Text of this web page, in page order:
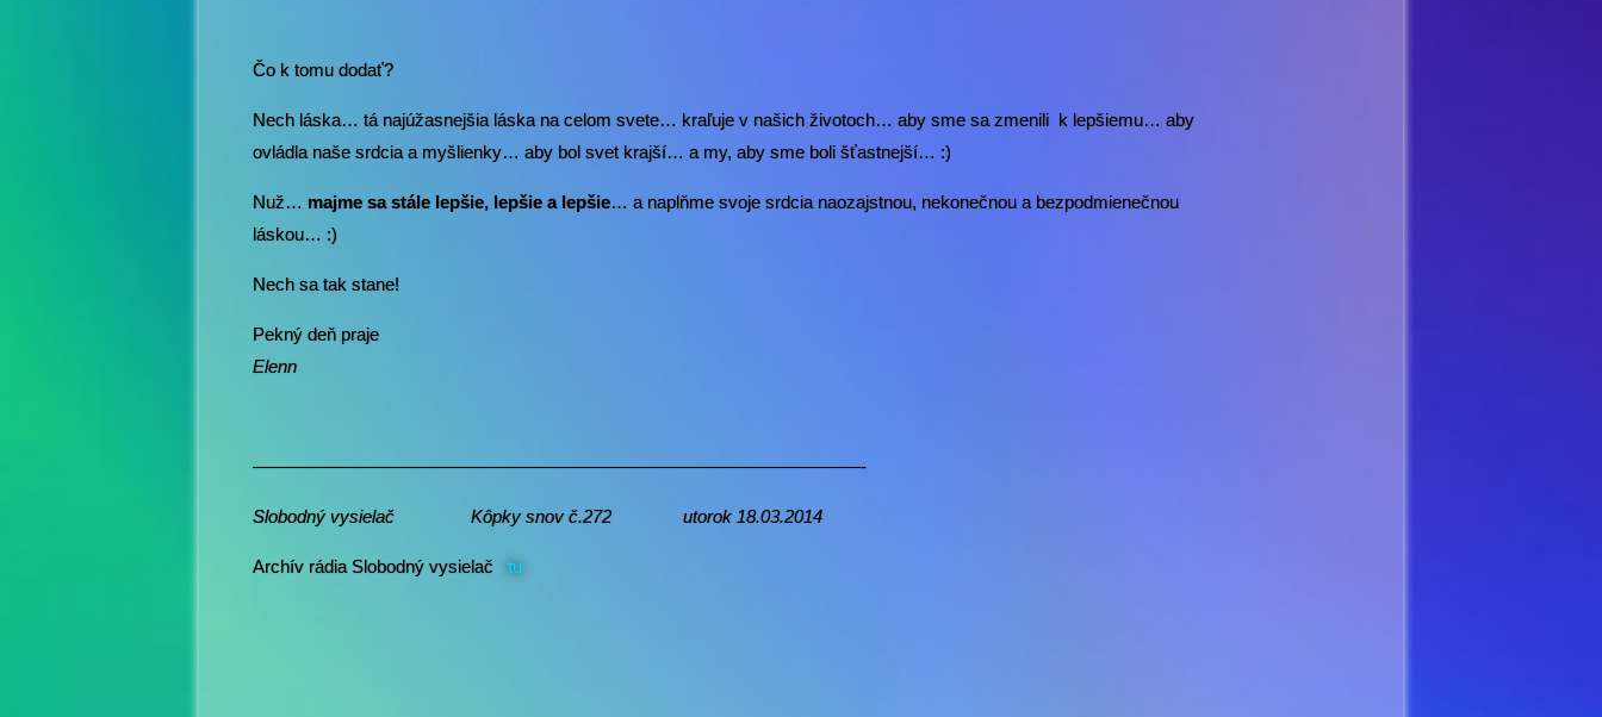
Čo k tomu dodať?
Nech láska… tá najúžasnejšia láska na celom svete… kraľuje v našich životoch… aby sme sa zmenili k lepšiemu… aby
ovládla naše srdcia a myšlienky… aby bol svet krajší… a my, aby sme boli šťastnejší… :)
Nuž… majme sa stále lepšie, lepšie a lepšie… a naplňme svoje srdcia naozajstnou, nekonečnou a bezpodmienečnou
láskou… :)
Nech sa tak stane!
Pekný deň praje
Elenn
——————————————————————————————————-
Slobodný vysielač Kôpky snov č.272 utorok 18.03.2014
Archív rádia Slobodný vysielač tu